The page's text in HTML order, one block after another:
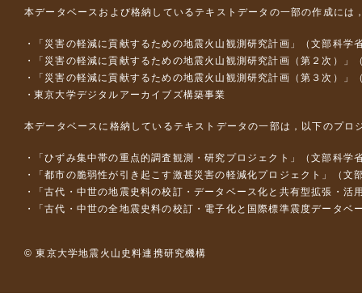
本データベースおよび格納しているテキストデータの一部の作成には
「災害の軽減に貢献するための地震火山観測研究計画」（文部科学
「災害の軽減に貢献するための地震火山観測研究計画（第２次）」
「災害の軽減に貢献するための地震火山観測研究計画（第３次）」
東京大学デジタルアーカイブズ構築事業
本データベースに格納しているテキストデータの一部は，以下のプロ
「ひずみ集中帯の重点的調査観測・研究プロジェクト」（文部科
「都市の脆弱性が引き起こす激甚災害の軽減化プロジェクト」（
「古代・中世の地震史料の校訂・データベース化と共有型拡張・
「古代・中世の全地震史料の校訂・電子化と国際標準震度データ
© 東京大学地震火山史料連携研究機構